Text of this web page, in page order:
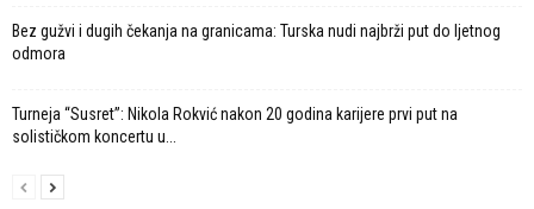
Bez gužvi i dugih čekanja na granicama: Turska nudi najbrži put do ljetnog
odmora
Turneja “Susret”: Nikola Rokvić nakon 20 godina karijere prvi put na
solističkom koncertu u...